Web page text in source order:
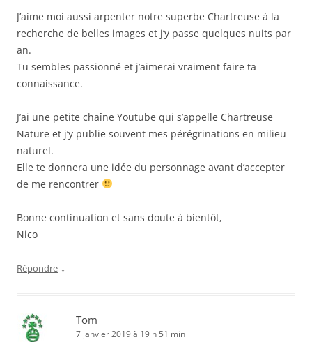
J’aime moi aussi arpenter notre superbe Chartreuse à la
recherche de belles images et j’y passe quelques nuits par
an.
Tu sembles passionné et j’aimerai vraiment faire ta
connaissance.
J’ai une petite chaîne Youtube qui s’appelle Chartreuse
Nature et j’y publie souvent mes pérégrinations en milieu
naturel.
Elle te donnera une idée du personnage avant d’accepter
de me rencontrer
Bonne continuation et sans doute à bientôt,
Nico
Répondre ↓
Tom
7 janvier 2019 à 19 h 51 min